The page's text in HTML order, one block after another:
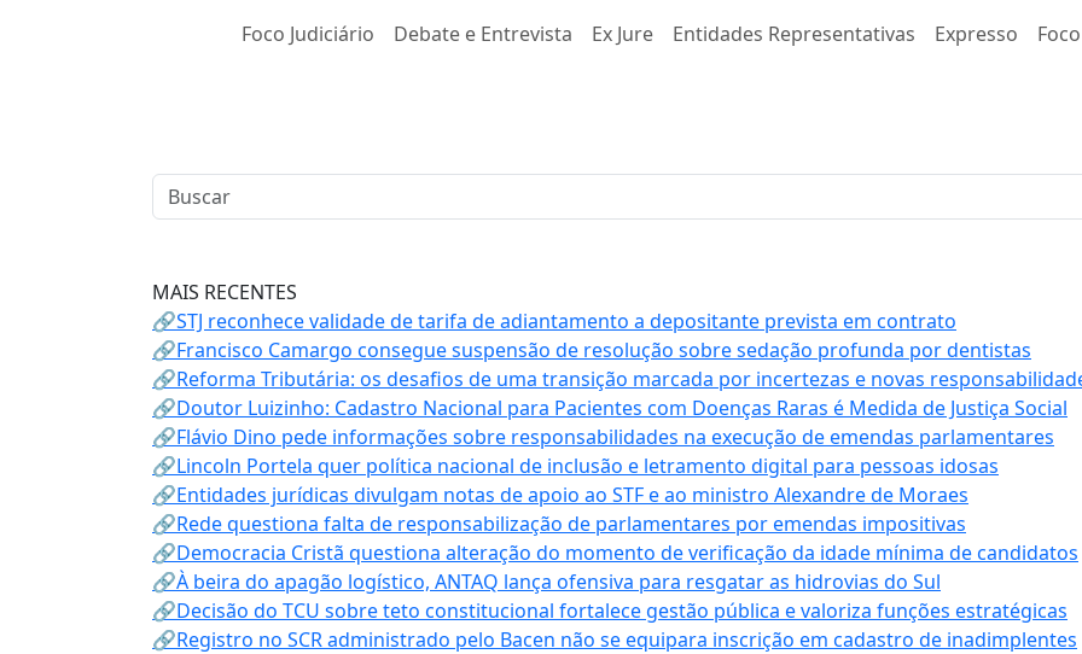
Foco Judiciário Debate e Entrevista Ex Jure Entidades Representativas Expresso
MAIS RECENTES
🔗STJ reconhece validade de tarifa de adiantamento a depositante prevista em contrato
🔗Francisco Camargo consegue suspensão de resolução sobre sedação profunda por dentistas
🔗Reforma Tributária: os desafios de uma transição marcada por incertezas e novas
🔗Doutor Luizinho: Cadastro Nacional para Pacientes com Doenças Raras é Medida de Justiça Social
🔗Flávio Dino pede informações sobre responsabilidades na execução de emendas parlamentares
🔗Lincoln Portela quer política nacional de inclusão e letramento digital para pessoas idosas
🔗Entidades jurídicas divulgam notas de apoio ao STF e ao ministro Alexandre de Moraes
🔗Rede questiona falta de responsabilização de parlamentares por emendas impositivas
🔗Democracia Cristã questiona alteração do momento de verificação da idade mínima de candidatos
🔗À beira do apagão logístico, ANTAQ lança ofensiva para resgatar as hidrovias do Sul
🔗Decisão do TCU sobre teto constitucional fortalece gestão pública e valoriza funções estratégicas
🔗Registro no SCR administrado pelo Bacen não se equipara inscrição em cadastro de inadimplentes